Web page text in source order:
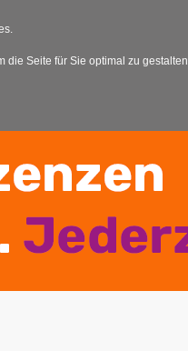
die Seite für Sie optimal zu